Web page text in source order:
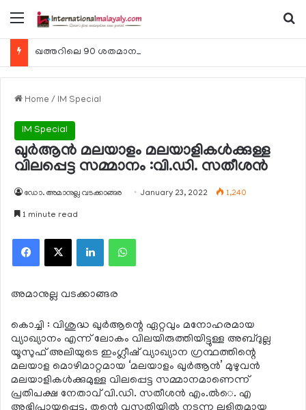
Menu
Home / IM Special
IM Special
ഖുര്‍ആന്‍ മലയാളം മലയാളികള്‍ക്കുള്ള
വിലപ്പെട്ട സമ്മാനം :വി.ഡി. സതീശന്‍
ഡോ. അമാനുല്ല വടക്കാങ്ങര January 23, 2022 1,240
1 minute read
Facebook
X LinkedInWhatsApp
അമാനുല്ല വടക്കാങ്ങര
കൊച്ചി : വിശുദ്ധ ഖുര്‍ആന്റെ ഏറ്റവും മനോഹരമായ
വ്യാഖ്യാനം എന്ന് ലോകം വിലയിരുത്തിയിട്ടുള്ള അബ്ദുല്ല
യൂസുഫ് അലിയുടെ ഇംഗ്ലീഷ് വ്യാഖ്യാന ഗ്രന്ഥത്തിന്റെ
മലയാള മൊഴിമാറ്റമായ ‘മലയാളം ഖുര്‍ആന്‍’ മുഴുവന്‍
മലയാളികള്‍ക്കുമുള്ള വിലപ്പെട്ട സമ്മാനമാണെന്ന്
പ്രതിപക്ഷ നേതാവ് വി.ഡി. സതീശന്‍ എം.ല്‍െ. എ